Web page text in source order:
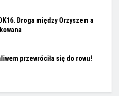
Droga między Orzyszem a
przewróciła się do rowu!